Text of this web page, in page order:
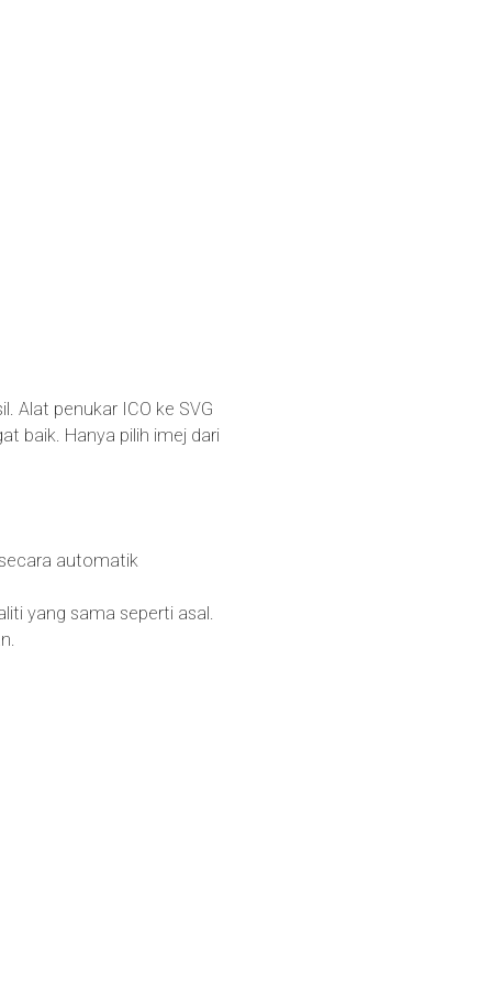
Alat penukar ICO ke SVG
baik. Hanya pilih imej dari
automatik
yang sama seperti asal.